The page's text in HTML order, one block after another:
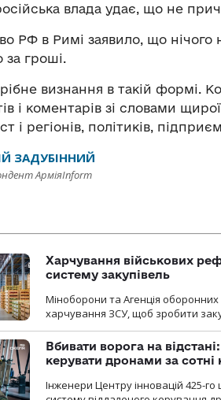
влада удає, що не
РФ в Римі заявило, що нічого
за гроші.
визнання в такій формі.
і коментарів зі словами
і регіонів, політиків,
ЗАДУБІННИЙ
АрміяInform
Харчування військових
систему закупівель
Міноборони та Агенція
харчування ЗСУ, щоб зробити
Вбивати ворога на
керувати дронами за сотні
Інженери Центру інновацій 425-